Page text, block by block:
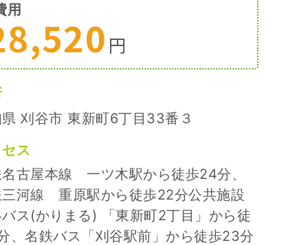
用
円
刈谷市 東新町6丁目33番３
ス
古屋本線 一ツ木駅から徒歩24分、
河線 重原駅から徒歩22分公共施設
ス(かりまる) 「東新町2丁目」から徒
、名鉄バス「刈谷駅前」から徒歩23分